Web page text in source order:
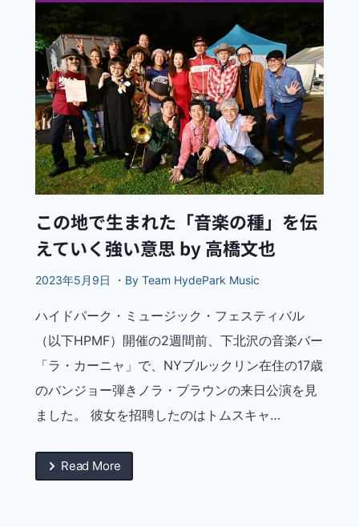
この地で生まれた「音楽の種」を伝
えていく強い意思 by 高橋文也
2023年5月9日 ・By Team HydePark Music
ハイドパーク・ミュージック・フェスティバル
（以下HPMF）開催の2週間前、下北沢の音楽バー
「ラ・カーニャ」で、NYブルックリン在住の17歳
のバンジョー弾きノラ・ブラウンの来日公演を見
ました。 彼女を招聘したのはトムスキャ…
Read More